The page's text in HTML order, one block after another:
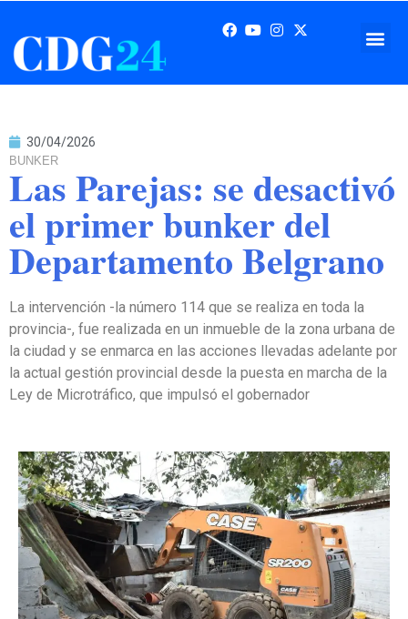
30/04/2026
BUNKER
Las Parejas: se desactivó
el primer bunker del
Departamento Belgrano
La intervención -la número 114 que se realiza en toda la
provincia-, fue realizada en un inmueble de la zona urbana de
la ciudad y se enmarca en las acciones llevadas adelante por
la actual gestión provincial desde la puesta en marcha de la
Ley de Microtráfico, que impulsó el gobernador